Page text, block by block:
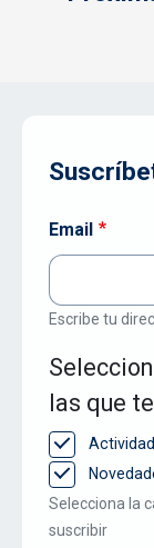
Email
Escribe tu
las que
Selecciona la
suscribir